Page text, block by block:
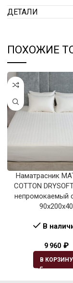
ДЕТАЛИ
ПОХОЖИЕ
Наматрасник
COTTON
непромокаемый
90х200х40
В
9 960 ₽
В КОРЗИНУ